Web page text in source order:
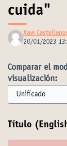
cuida"
Xavi
20/01/2023
Comparar el
visualización:
Título